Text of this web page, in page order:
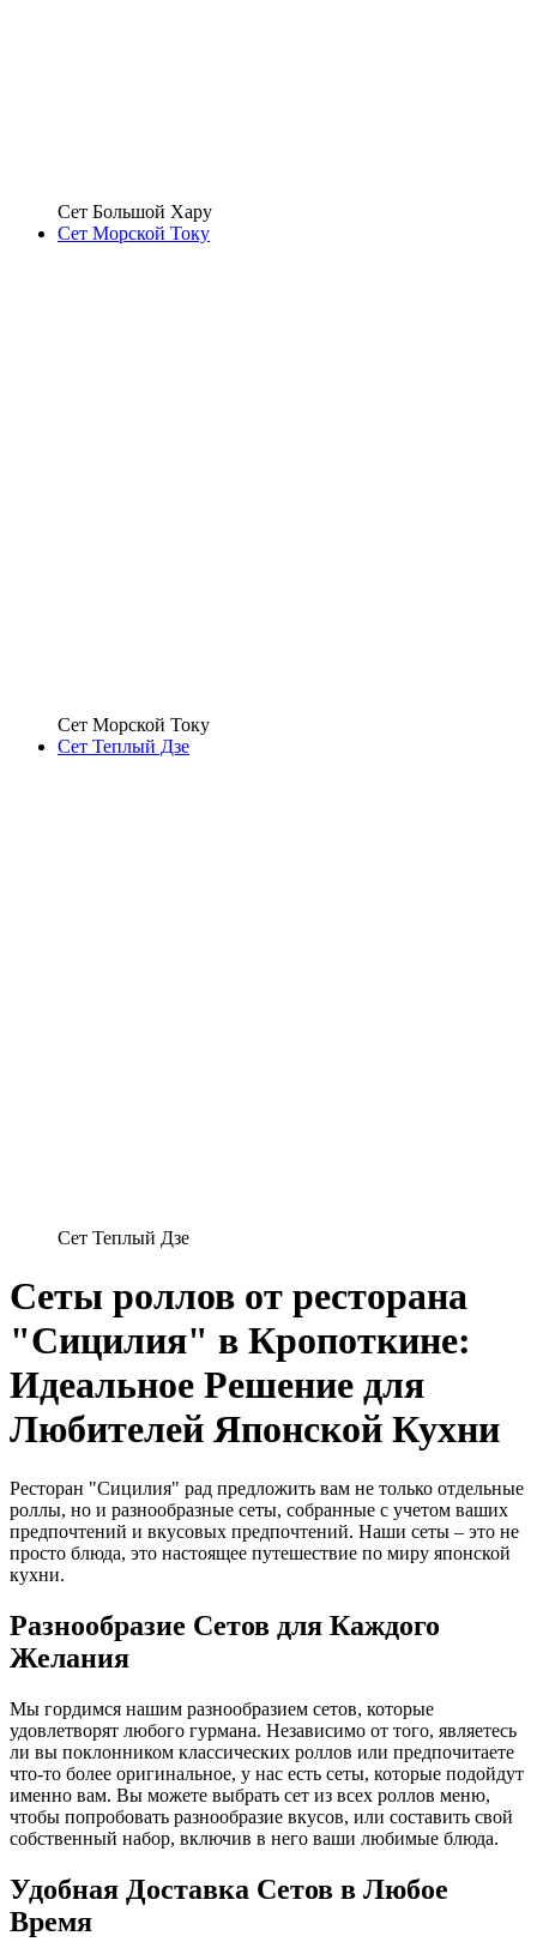
Сет Большой Хару
Сет Морской Току
Сет Морской Току
Сет Теплый Дзе
Сет Теплый Дзе
Сеты роллов от ресторана
"Сицилия" в Кропоткине:
Идеальное Решение для
Любителей Японской Кухни
Ресторан "Сицилия" рад предложить вам не только отдельные
роллы, но и разнообразные сеты, собранные с учетом ваших
предпочтений и вкусовых предпочтений. Наши сеты – это не
просто блюда, это настоящее путешествие по миру японской
кухни.
Разнообразие Сетов для Каждого
Желания
Мы гордимся нашим разнообразием сетов, которые
удовлетворят любого гурмана. Независимо от того, являетесь
ли вы поклонником классических роллов или предпочитаете
что-то более оригинальное, у нас есть сеты, которые подойдут
именно вам. Вы можете выбрать сет из всех роллов меню,
чтобы попробовать разнообразие вкусов, или составить свой
собственный набор, включив в него ваши любимые блюда.
Удобная Доставка Сетов в Любое
Время